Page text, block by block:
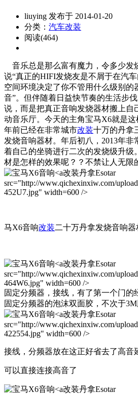
liuying 发布于 2014-01-20
分类： 汽车改装
阅读(464)
音乐总是那么富有魔力，令多少发
说“真正的HIFI发烧友是不屑于在汽
空间环境决定了你不管用什么级别的
音”。但伴随着日益快节奏的生活步
说，而是把真正音响发烧器材搬上自
动音乐厅。今天的主角宝马X6就是这
年前已经在非常城市改装十万的丹拿
发烧音响器材。年后初八，2013年非
着自己的坐骑进行二次的发烧级升级
材是怎样的效果呢？？不禁让人无限
改装丹拿Esotar
src="http://www.qichexinxiw.com/
452U7.jpg" width=600 />
马X6音响改装二十万丹拿发烧音响器
改装丹拿Esotar
src="http://www.qichexinxiw.com/
464W6.jpg" width=600 />
固定分频器，接线，有了第一个门的
固定分频器的泡沫双面胶，不次于
改装丹拿Esotar
src="http://www.qichexinxiw.com/
422554.jpg" width=600 />
接线，分频器放在这正好省去了高音
可以直接连接高音了
改装丹拿Esotar